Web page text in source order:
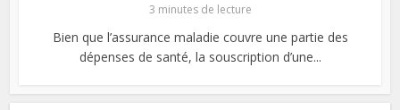
3 minutes de lecture
Bien que l’assurance maladie couvre une partie des
dépenses de santé, la souscription d’une...